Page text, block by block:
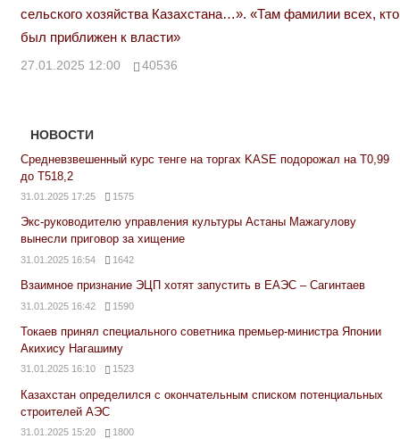
сельского хозяйства Казахстана…». «Там фамилии всех, кто
был приближен к власти»
27.01.2025 12:00 40536
НОВОСТИ
Средневзвешенный курс тенге на торгах KASE подорожал на Т0,99
до Т518,2
31.01.2025 17:25 1575
Экс-руководителю управления культуры Астаны Мажагулову
вынесли приговор за хищение
31.01.2025 16:54 1642
Взаимное признание ЭЦП хотят запустить в ЕАЭС – Сагинтаев
31.01.2025 16:42 1590
Токаев принял специального советника премьер-министра Японии
Акихису Нагашиму
31.01.2025 16:10 1523
Казахстан определился с окончательным списком потенциальных
строителей АЭС
31.01.2025 15:20 1800